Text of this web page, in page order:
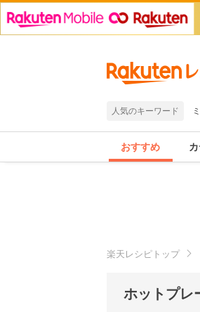
人気のキーワード
おすすめ
楽天レシピトップ
ホットプレ